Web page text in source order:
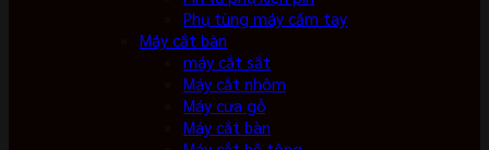
Phụ tùng máy cầm tay
Máy cắt bàn
máy cắt sắt
Máy cắt nhôm
Máy cưa gỗ
Máy cắt bàn